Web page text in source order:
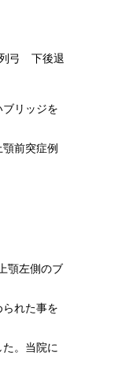
弓 下後退
リッジを
前突症例
顎左側のブ
れた事を
。当院に